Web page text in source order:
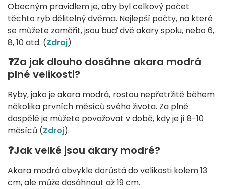
Obecným pravidlem je, aby byl celkový počet
těchto ryb dělitelný dvěma. Nejlepší počty, na které
se můžete zaměřit, jsou buď dvě akary spolu, nebo 6,
8, 10 atd. (Zdroj)
❓Za jak dlouho dosáhne akara modrá
plné velikosti?
Ryby, jako je akara modrá, rostou nepřetržitě během
několika prvních měsíců svého života. Za plně
dospělé je můžete považovat v době, kdy je jí 8-10
měsíců (Zdroj).
❓Jak velké jsou akary modré?
Akara modrá obvykle dorůstá do velikosti kolem 13
cm, ale může dosáhnout až 19 cm.